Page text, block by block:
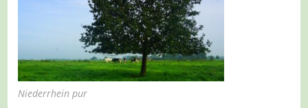
Niederrhein pur